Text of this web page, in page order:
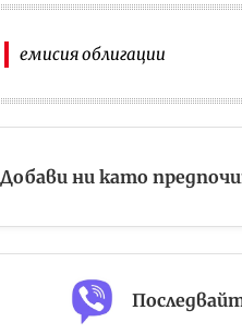
емисия облигации
Добави ни като